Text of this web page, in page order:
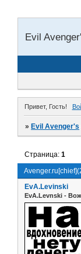
Evil
Привет, Гость!
»Evil Avenger's
Страница:1
EvA.Levinski
EvA.Levnski -